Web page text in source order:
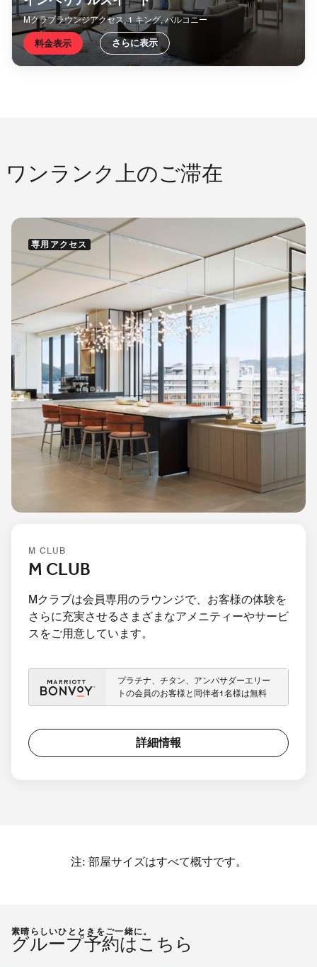
Mクラブラウンジアクセス, 1 キング, バルコニー
料金表示 さらに表示
ワンランク上のご滞在
専用アクセス
M CLUB
M CLUB
Mクラブは会員専用のラウンジで、お客様の体験を
さらに充実させるさまざまなアメニティーやサービ
スをご用意しています。
プラチナ、チタン、アンバサダーエリー
トの会員のお客様と同伴者1名様は無料
詳細情報
注: 部屋サイズはすべて概寸です。
素晴らしいひとときをご一緒に。
グループ予約はこちら